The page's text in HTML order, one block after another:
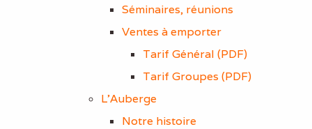
Séminaires, réunions
Ventes à emporter
Tarif Général (PDF)
Tarif Groupes (PDF)
L'Auberge
Notre histoire